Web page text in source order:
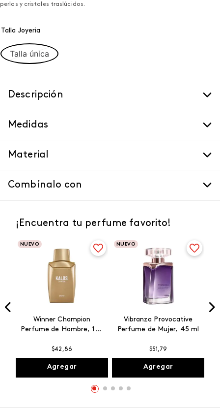
perlas y cristales traslúcidos.
Talla Joyeria
Talla única
Descripción
Medidas
Material
Combínalo con
¡Encuentra tu perfume favorito!
NUEVO
Winner Champion
Perfume de Hombre, 100
$42 ,86
Agregar
NUEVO
Vibranza Provocative
Perfume de Mujer, 45 ml
$51 ,79
Agregar